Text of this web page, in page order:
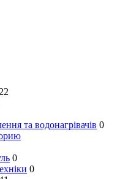
та водонагрівачів 0
0
0